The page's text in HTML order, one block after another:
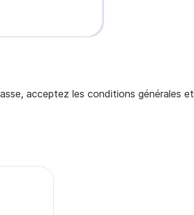
acceptez les conditions générales et